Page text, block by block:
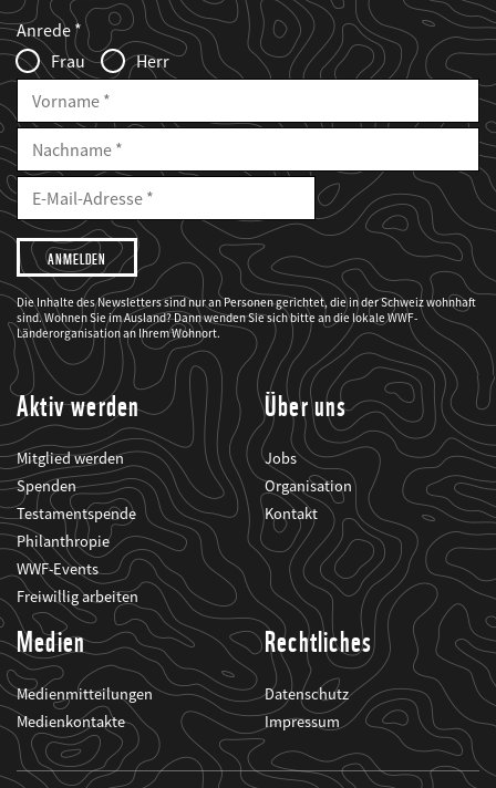
Web2Case
Infofelder
Fieldset
anrede_name
Anrede
Frau
Herr
Vorname
Nachname
E-
Mailadresse
E-
Adresse
Ich
möchte,
dass
der
WWF
mich
über
seine
Projekte
informiert.
Die Inhalte des Newsletters sind nur an Personen gerichtet, die in der Schweiz wohnhaft
sind. Wohnen Sie im Ausland? Dann wenden Sie sich bitte an die lokale WWF-
Länderorganisation an Ihrem Wohnort.
Aktiv werden
Mitglied werden
Spenden
Testamentspende
Philanthropie
WWF-Events
Freiwillig arbeiten
Über uns
Jobs
Organisation
Kontakt
Medien
Medienmitteilungen
Medienkontakte
Rechtliches
Datenschutz
Impressum